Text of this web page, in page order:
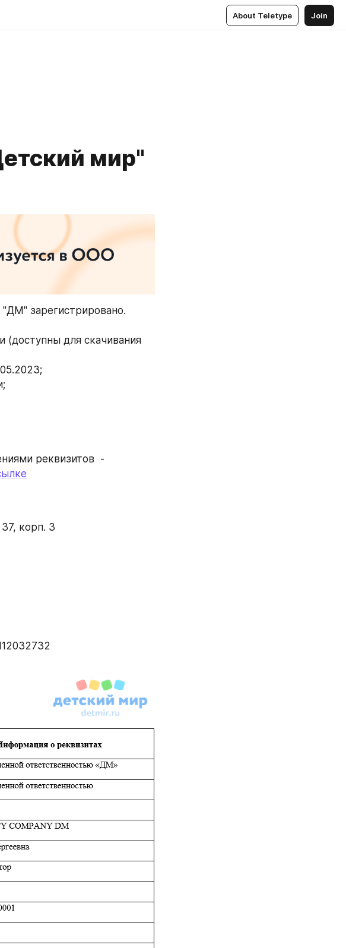
About Teletype Join
мир"
зарегистрировано.
для скачивания
реквизитов  -
корп. 3